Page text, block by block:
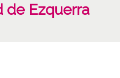
de Ezquerra